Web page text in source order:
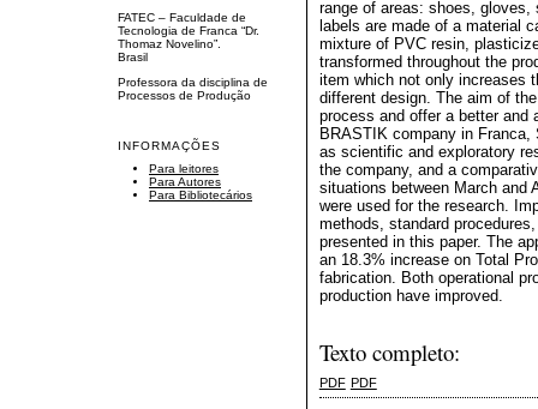
FATEC – Faculdade de
Tecnologia de Franca “Dr.
Thomaz Novelino”.
Brasil
Professora da disciplina de
Processos de Produção
INFORMAÇÕES
Para leitores
Para Autores
Para Bibliotecários
range of areas: shoes,
labels are made of a material
mixture of PVC resin,
transformed throughout the
item which not only increases
different design. The aim of
process and offer a better and
BRASTIK company in
as scientific and exploratory
the company, and a
situations between March and
were used for the research.
methods, standard
presented in this paper. The
an 18.3% increase on Total
fabrication. Both operational
production have improved.
Texto completo:
PDF PDF